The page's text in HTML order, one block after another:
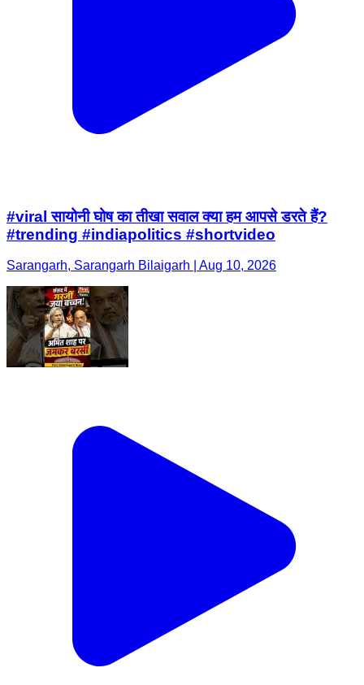
#viral सायोनी घोष का तीखा सवाल क्या हम आपसे डरते हैं?
#trending #indiapolitics #shortvideo
Sarangarh, Sarangarh Bilaigarh | Aug 10, 2026